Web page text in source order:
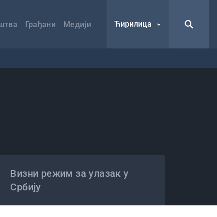
Грађани Медији Ћирилица
Визни режим за улазак у
Србију